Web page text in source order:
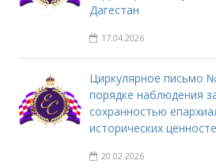
Дагестан
17.04.2026
Циркулярное письмо
порядке наблюдения
сохранностью
исторических
20.02.2026